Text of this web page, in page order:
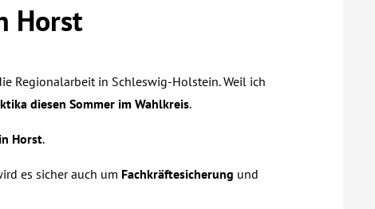
Horst
Regionalarbeit in Schleswig-Holstein. Weil ich
diesen Sommer im Wahlkreis.
Horst.
es sicher auch um Fachkräftesicherung und